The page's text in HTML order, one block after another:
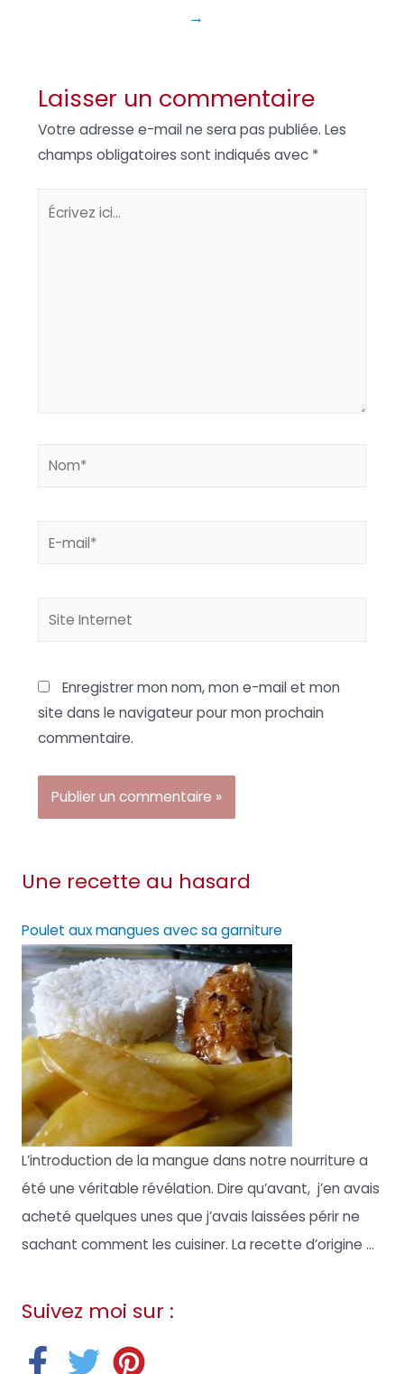
→
Laisser un commentaire
Votre adresse e-mail ne sera pas publiée. Les
champs obligatoires sont indiqués avec *
Écrivez
Site
Enregistrer mon nom, mon e-mail et mon
site dans le navigateur pour mon prochain
commentaire.
Une recette au hasard
Poulet aux mangues avec sa garniture
L’introduction de la mangue dans notre nourriture a
été une véritable révélation. Dire qu’avant, j’en avais
acheté quelques unes que j’avais laissées périr ne
sachant comment les cuisiner. La recette d’origine ...
Suivez moi sur :